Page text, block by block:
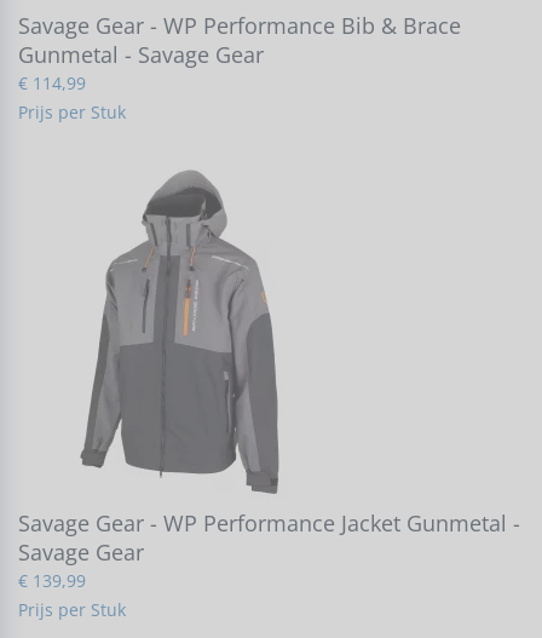
Savage Gear - WP Performance Bib & Brace
Gunmetal - Savage Gear
€ 114,99
Prijs per Stuk
Savage Gear - WP Performance Jacket Gunmetal -
Savage Gear
€ 139,99
Prijs per Stuk